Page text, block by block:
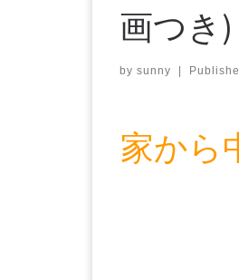
画つき)
by sunny
家から